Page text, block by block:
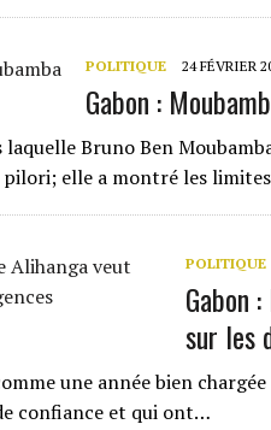
POLITIQUE 24 FÉVRIER
Gabon :
laquelle Bruno Ben
elle a montré les
POLITIQUE
Gabon
sur les
une année bien
confiance et qui ont…